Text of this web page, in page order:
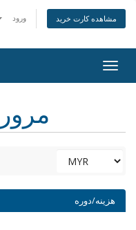
ورود مشاهده کارت خرید
هزینه/دوره